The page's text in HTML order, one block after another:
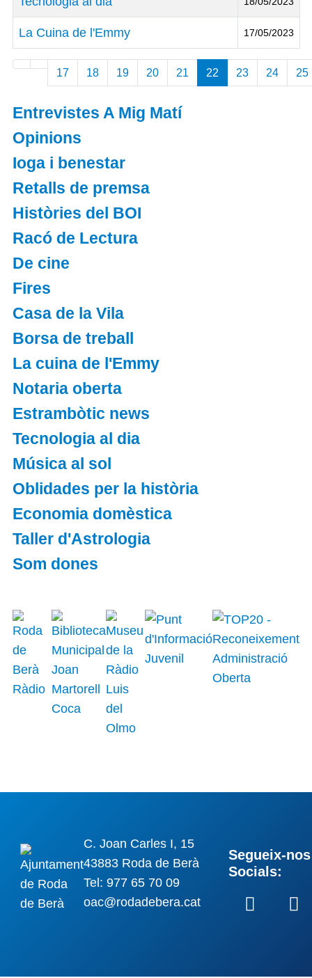
Articles
La Cuina de l'Emmy 17/05/2023
17 18 19 20 21 22 23 24 25
Entrevistes A Mig Matí
Opinions
Ioga i benestar
Retalls de premsa
Històries del BOI
Racó de Lectura
De cine
Fires
Casa de la Vila
Borsa de treball
La cuina de l'Emmy
Notaria oberta
Estrambòtic news
Tecnologia al dia
Música al sol
Oblidades per la història
Economia domèstica
Taller d'Astrologia
Som dones
C. Joan Carles I, 15
43883 Roda de Berà
Tel: 977 65 70 09
oac@rodadebera.cat
Segueix-
Socials: